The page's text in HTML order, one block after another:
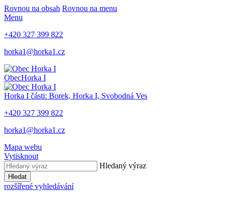
Rovnou na obsah Rovnou na menu
Menu
+420 327 399 822
horka1@horka1.cz
ObecHorka I
Horka I části: Borek, Horka I, Svobodná Ves
+420 327 399 822
horka1@horka1.cz
Mapa webu
Vytisknout
Hledaný výraz
Hledat
rozšířené vyhledávání